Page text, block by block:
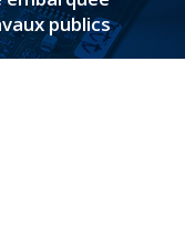
publics